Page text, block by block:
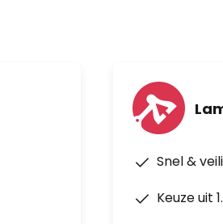
Snel &
Keuze uit